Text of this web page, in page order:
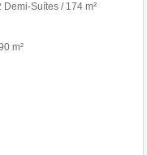
Suítes / 174 m²
m²